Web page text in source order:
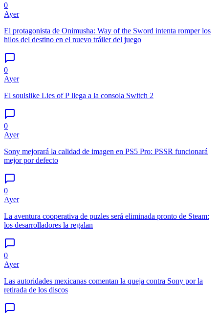
0
Ayer
El protagonista de Onimusha: Way of the Sword intenta romper los
hilos del destino en el nuevo tráiler del juego
0
Ayer
El soulslike Lies of P llega a la consola Switch 2
0
Ayer
Sony mejorará la calidad de imagen en PS5 Pro: PSSR funcionará
mejor por defecto
0
Ayer
La aventura cooperativa de puzles será eliminada pronto de Steam:
los desarrolladores la regalan
0
Ayer
Las autoridades mexicanas comentan la queja contra Sony por la
retirada de los discos